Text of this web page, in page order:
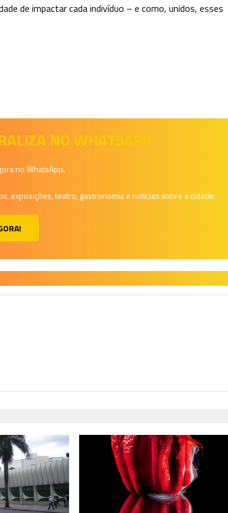
de impactar cada indivíduo – e como, unidos, esses
NO WHATSAPP
no WhatsApp.
exposições, teatro, gastronomia e notícias sobre a cidade.